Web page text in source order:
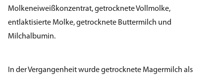
Molkeneiweißkonzentrat, getrocknete Vollmolke,
entlaktisierte Molke, getrocknete Buttermilch und
Milchalbumin.
In der Vergangenheit wurde getrocknete Magermilch als